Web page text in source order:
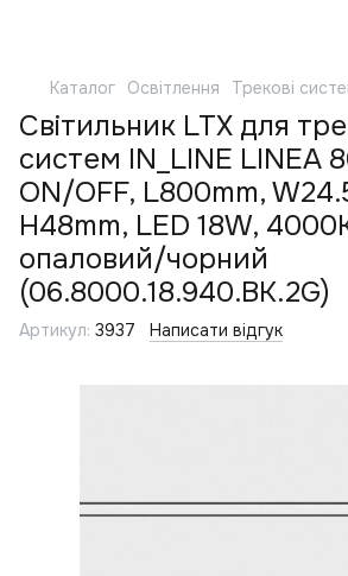
Каталог Освітлення Трекові
Світильник LTX для
систем IN_LINE LINEA
ON/OFF, L800mm,
H48mm, LED 18W,
опаловий/чорний
(06.8000.18.940.BK.2G)
Артикул: 3937 Написати відгук